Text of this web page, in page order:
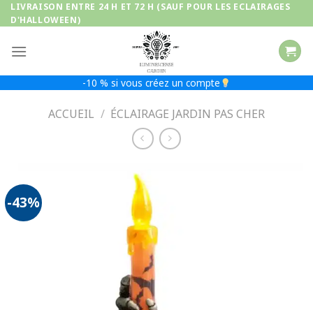
Passer
au
LIVRAISON ENTRE 24 H ET 72 H (SAUF POUR LES ECLAIRAGES
D'HALLOWEEN)
-10 % si vous créez un compte
ACCUEIL / ÉCLAIRAGE JARDIN PAS CHER
-43%